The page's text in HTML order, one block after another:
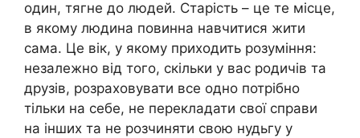
один, тягне до людей. Старість – це те місце,
в якому людина повинна навчитися жити
сама. Це вік, у якому приходить розуміння:
незалежно від того, скільки у вас родичів та
друзів, розраховувати все одно потрібно
тільки на себе, не перекладати свої справи
на інших та не розчиняти свою нудьгу у